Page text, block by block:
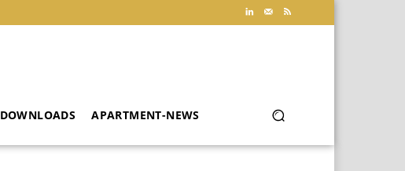
DOWNLOADS APARTMENT-NEWS